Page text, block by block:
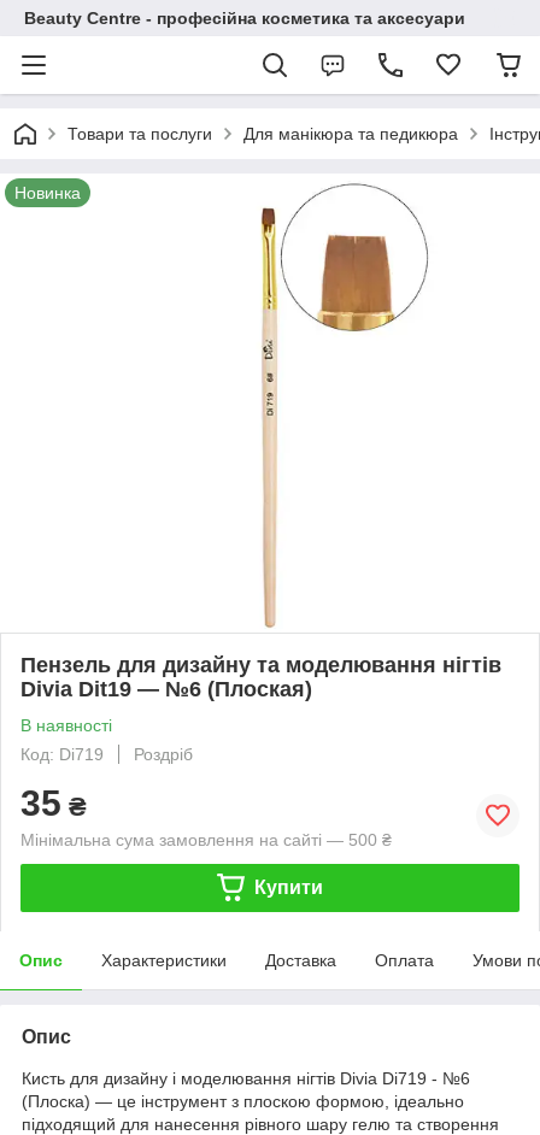
Beauty Centre - професійна косметика та аксесуари
Товари та послуги Для манікюра та педикюра
Новинка
Пензель для дизайну та моделювання нігтів
Divia Dit19 — №6 (Плоская)
В наявності
Код: Di719
Роздріб
35 ₴
Мінімальна сума замовлення на сайті — 500 ₴
Купити
Опис Характеристики Доставка Оплата Умови
Опис
Кисть для дизайну і моделювання нігтів Divia Di719 - №6
(Плоска) — це інструмент з плоскою формою, ідеально
підходящий для нанесення рівного шару гелю та створення